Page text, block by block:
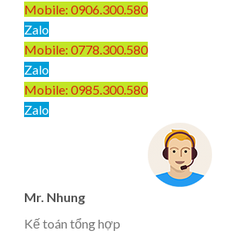
Mobile: 0906.300.580
Zalo
Mobile: 0778.300.580
Zalo
Mobile: 0985.300.580
Zalo
Mr. Nhung
Kế toán tổng hợp